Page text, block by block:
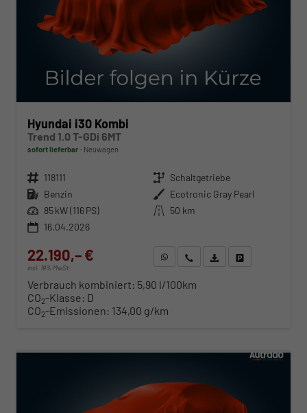
Hyundai i30 Kombi
Trend 1.0 T-GDi 6MT
sofort lieferbar Neuwagen
Fahrzeugnr. 118111 Getriebe Schaltgetriebe
Kraftstoff Benzin Außenfarbe Ecotronic Gray Pearl
Leistung 85 kW (116 PS) Kilometerstand 50 km
16.04.2026
22.190,– €
incl. 19% MwSt.
WhatsApp anfragen
Wir rufen Sie anFahrzeugexposé (PDF)
Verbrauch kombiniert: 5,90 l/100km
CO2-Klasse: D
CO2-Emissionen: 134,00 g/km